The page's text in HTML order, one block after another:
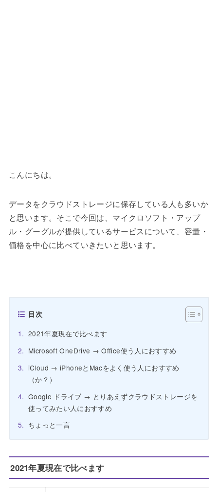
こんにちは。
データをクラウドストレージに保存している人も多いか
と思います。そこで今回は、マイクロソフト・アップ
ル・グーグルが提供しているサービスについて、容量・
価格を中心に比べていきたいと思います。
目次
2021年夏現在で比べます
Microsoft OneDrive → Office使う人におすすめ
iCloud → iPhoneとMacをよく使う人におすすめ
（か？）
Google ドライブ → とりあえずクラウドストレージを
使ってみたい人におすすめ
ちょっと一言
2021年夏現在で比べます